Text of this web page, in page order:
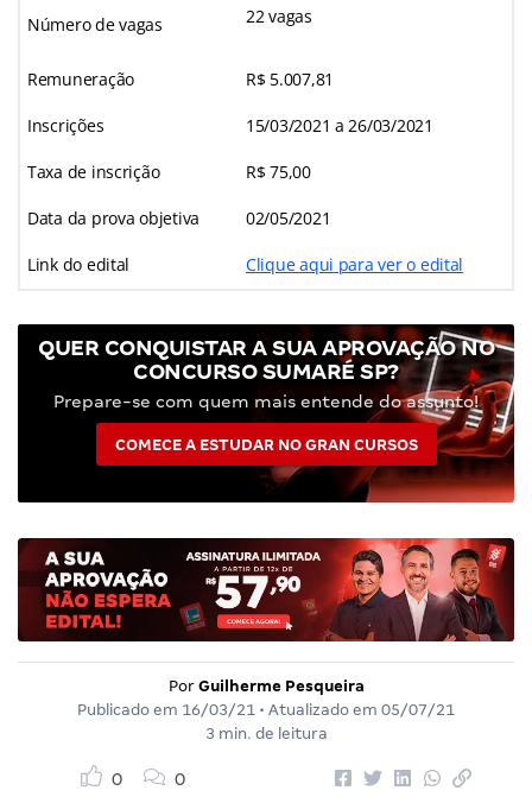
Número de vagas 22 vagas
Remuneração R$ 5.007,81
Inscrições 15/03/2021 a 26/03/2021
Taxa de inscrição R$ 75,00
Data da prova objetiva 02/05/2021
Link do edital Clique aqui para ver o edital
QUER CONQUISTAR A SUA APROVAÇÃO NO
CONCURSO SUMARÉ SP?
Prepare-se com quem mais entende do assunto!
COMECE A ESTUDAR NO GRAN CURSOS
Por Guilherme Pesqueira
Publicado em 16/03/21 • Atualizado em 05/07/21
3 min. de leitura
0 0